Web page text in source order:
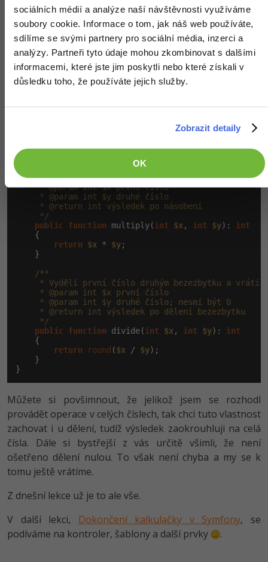
sociálních médií a analýze naší návštěvnosti využíváme
soubory cookie. Informace o tom, jak náš web používáte,
sdílíme se svými partnery pro sociální média, inzerci a
analýzy. Partneři tyto údaje mohou zkombinovat s dalšími
informacemi, které jste jim poskytli nebo které získali v
důsledku toho, že používáte jejich služby.
Zobrazit detaily
OK
     */
public function add(int $x, int $y): int
    {
return
+
    }
* Odečte druhé číslo od prvního a vrátí
     * @param int $x první číslo
     */
    }
     * Vynásobí daná čísla a vrátí výsledek.
     * @param int $x první číslo
     * @param int $y druhé číslo
     * @return int výsledek po násobení
     */
public
function multiply(int $x, int $y): int
    {
return
$x * $y;
    }
/**
* Vydělí první číslo druhým bezezbytku a vrátí
     * @param int $x první číslo
     * @param int $y druhé číslo; nesmí být 0
     * @return int výsledek po dělení bezezbytku
     */
public
function divide(int $x, int $y): int
    {
return
round ($x / $y);
    }
}
Můžete si povšimnout, že jelikož jsem se rozhodl
provádět operace v celých číslech, tak chci tuto vlastnost
zachovat i u dělení, tudíž výsledek zaokrouhluji na celá
čísla. Dále si bystřejší z vás určitě všimli, že není
ošetřeno dělení nulou. To však není chyba a my se k
tomu ještě vrátíme.
Z dnešní lekce už je to ale vše.
V další lekci,
Dokončení kalkulačky v Symfony, se
podíváme na kontroler, šablony a další prvky
.